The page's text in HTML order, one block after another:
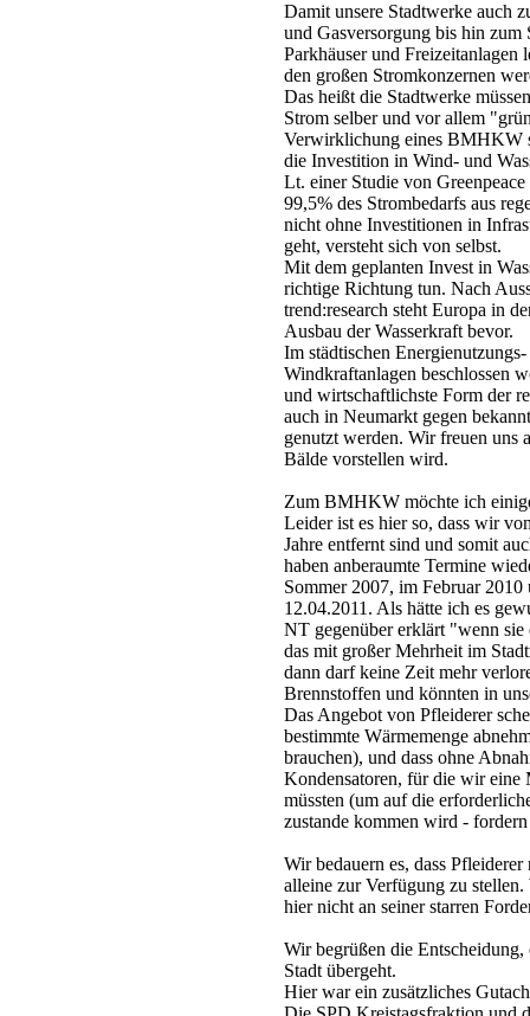
Damit unsere Stadtwerke auch
und Gasversorgung bis hin zum
Parkhäuser und Freizeitanlagen
den großen Stromkonzernen
Das heißt die Stadtwerke
Strom selber und vor allem
Verwirklichung eines BMHKW
die Investition in Wind- und
Lt. einer Studie von
99,5% des Strombedarfs aus
nicht ohne Investitionen in
geht, versteht sich von selbst.
Mit dem geplanten Invest in
richtige Richtung tun. Nach
trend:research steht Europa in
Ausbau der Wasserkraft bevor.
Im städtischen
Windkraftanlagen beschlossen
und wirtschaftlichste Form der
auch in Neumarkt gegen
genutzt werden. Wir freuen uns
Bälde vorstellen wird.
Zum BMHKW möchte ich
Leider ist es hier so, dass wir
Jahre entfernt sind und somit
haben anberaumte Termine
Sommer 2007, im Februar
12.04.2011. Als hätte ich es
NT gegenüber erklärt "wenn
das mit großer Mehrheit im
dann darf keine Zeit mehr
Brennstoffen und könnten in
Das Angebot von Pfleiderer
bestimmte Wärmemenge
brauchen), und dass ohne
Kondensatoren, für die wir eine
müssten (um auf die
zustande kommen wird -
Wir bedauern es, dass
alleine zur Verfügung zu
hier nicht an seiner starren
Wir begrüßen die
Stadt übergeht.
Hier war ein zusätzliches